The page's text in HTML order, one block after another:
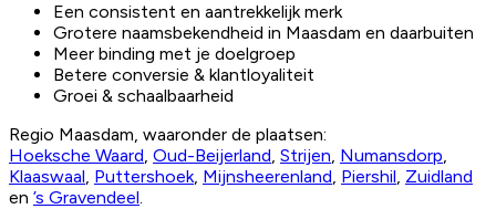
Een consistent en aantrekkelijk merk
Grotere naamsbekendheid in Maasdam en daarbuiten
Meer binding met je doelgroep
Betere conversie & klantloyaliteit
Groei & schaalbaarheid
Regio Maasdam, waaronder de plaatsen:
Hoeksche Waard, Oud-Beijerland, Strijen, Numansdorp,
Klaaswaal, Puttershoek, Mijnsheerenland, Piershil, Zuidland
en ’s Gravendeel.